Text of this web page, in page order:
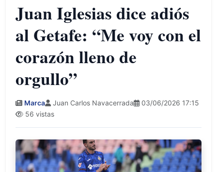
Juan Iglesias dice adiós
al Getafe: “Me voy con el
corazón lleno de
orgullo”
Marca Juan Carlos Navacerrada
03/06/2026 17:15
56 vistas